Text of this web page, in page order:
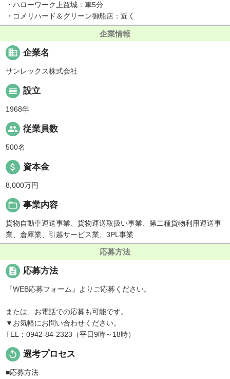
・ハローワーク上益城：車5分
・コメリハード＆グリーン御船店：近く
企業情報
business 企業名
サンレックス株式会社
calendar_view_day 設立
1968年
people 従業員数
500名
attach_money 資本金
8,000万円
folder_open 事業内容
貨物自動車運送事業、貨物運送取扱い事業、第二種貨物利用運送事
業、倉庫業、引越サービス業、3PL事業
応募方法
description 応募方法
『WEB応募フォーム』よりご応募ください。
または、お電話での応募も可能です。
▼お気軽にお問い合わせください。
TEL：0942-84-2323（平日9時～18時）
replay 選考プロセス
■応募方法